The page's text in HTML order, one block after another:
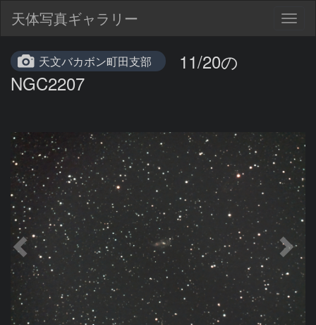
天体写真ギャラリー
天文バカボン町田支部
11/20の
NGC2207